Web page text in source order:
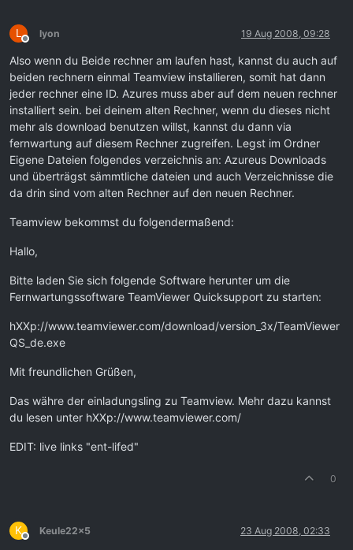
L
Offline
lyon 19 Aug 2008, 09:28
Also wenn du Beide rechner am laufen hast, kannst du auch auf
beiden rechnern einmal Teamview installieren, somit hat dann
jeder rechner eine ID. Azures muss aber auf dem neuen rechner
installiert sein. bei deinem alten Rechner, wenn du dieses nicht
mehr als download benutzen willst, kannst du dann via
fernwartung auf diesem Rechner zugreifen. Legst im Ordner
Eigene Dateien folgendes verzeichnis an: Azureus Downloads
und überträgst sämmtliche dateien und auch Verzeichnisse die
da drin sind vom alten Rechner auf den neuen Rechner.
Teamview bekommst du folgendermaßend:
Hallo,
Bitte laden Sie sich folgende Software herunter um die
Fernwartungssoftware TeamViewer Quicksupport zu starten:
hXXp://www.teamviewer.com/download/version_3x/TeamViewer
QS_de.exe
Mit freundlichen Grüßen,
Das währe der einladungsling zu Teamview. Mehr dazu kannst
du lesen unter hXXp://www.teamviewer.com/
EDIT: live links "ent-lifed"
0
K
Offline
Keule22x5 23 Aug 2008, 02:33